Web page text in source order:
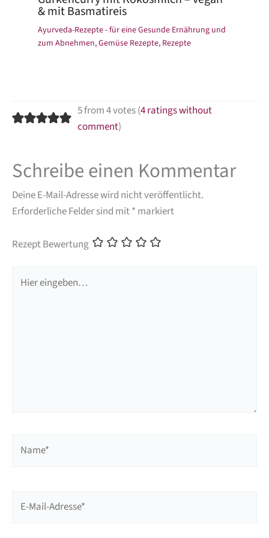
& mit Basmatireis
Ayurveda-Rezepte - für eine Gesunde Ernährung und
zum Abnehmen,Gemüse Rezepte, Rezepte
5 from 4 votes (4 ratings without
comment)
Schreibe einen Kommentar
Deine E-Mail-Adresse wird nicht veröffentlicht.
Erforderliche Felder sind mit* markiert
Rezept Bewertung
eingeben…
Mail-